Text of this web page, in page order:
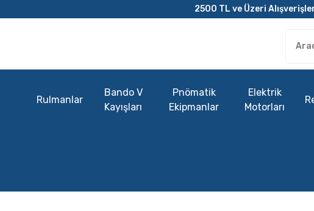
2500 TL ve Üzeri
Rulmanlar
Bando V
Kayışları
Pnömatik
Ekipmanlar
Elektrik
Motorları